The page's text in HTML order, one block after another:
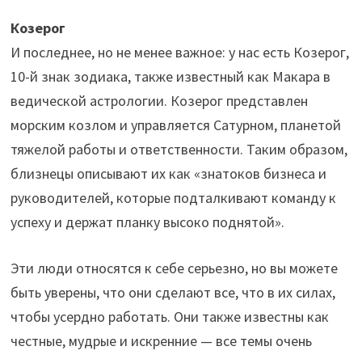
Козерог
И последнее, но не менее важное: у нас есть Козерог,
10-й знак зодиака, также известный как Макара в
ведической астрологии. Козерог представлен
морским козлом и управляется Сатурном, планетой
тяжелой работы и ответственности. Таким образом,
близнецы описывают их как «знатоков бизнеса и
руководителей, которые подталкивают команду к
успеху и держат планку высоко поднятой».
Эти люди относятся к себе серьезно, но вы можете
быть уверены, что они сделают все, что в их силах,
чтобы усердно работать. Они также известны как
честные, мудрые и искренние — все темы очень